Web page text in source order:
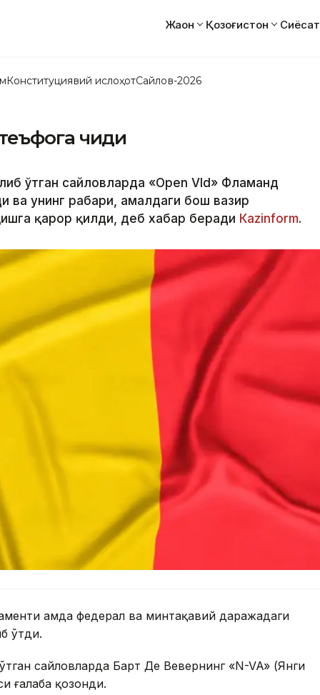
Жаҳон Қозоғистон Сиёсат
Конституциявий ислоҳотСайлов-2026
чиқди
ўтган сайловларда «Open Vld» Фламанд
унинг раҳбари, амалдаги бош вазир
қарор қилди, деб хабар беради Каzinform.
ҳамда федерал ва минтақавий даражадаги
ўтди.
сайловларда Барт Де Вевернинг «N-VA» (Янги
ғалаба қозонди.